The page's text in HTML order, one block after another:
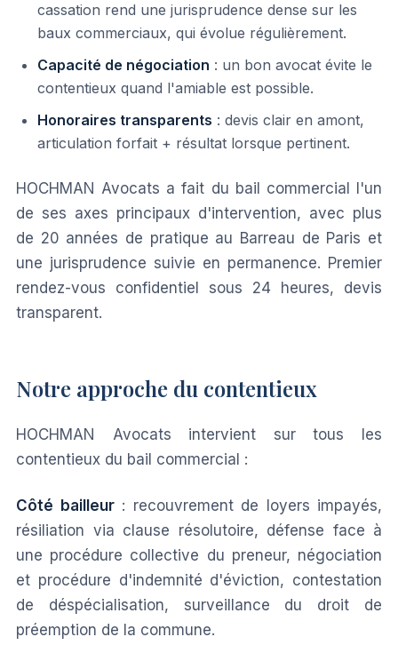
cassation rend une jurisprudence dense sur les
baux commerciaux, qui évolue régulièrement.
Capacité de négociation : un bon avocat évite le
contentieux quand l'amiable est possible.
Honoraires transparents : devis clair en amont,
articulation forfait + résultat lorsque pertinent.
HOCHMAN Avocats a fait du bail commercial l'un
de ses axes principaux d'intervention, avec plus
de 20 années de pratique au Barreau de Paris et
une jurisprudence suivie en permanence. Premier
rendez-vous confidentiel sous 24 heures, devis
transparent.
Notre approche du contentieux
HOCHMAN Avocats intervient sur tous les
contentieux du bail commercial :
Côté bailleur: recouvrement de loyers impayés,
résiliation via clause résolutoire, défense face à
une procédure collective du preneur, négociation
et procédure d'indemnité d'éviction, contestation
de déspécialisation, surveillance du droit de
préemption de la commune.